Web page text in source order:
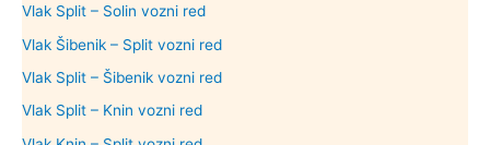
Vlak Split – Solin vozni red
Vlak Šibenik – Split vozni red
Vlak Split – Šibenik vozni red
Vlak Split – Knin vozni red